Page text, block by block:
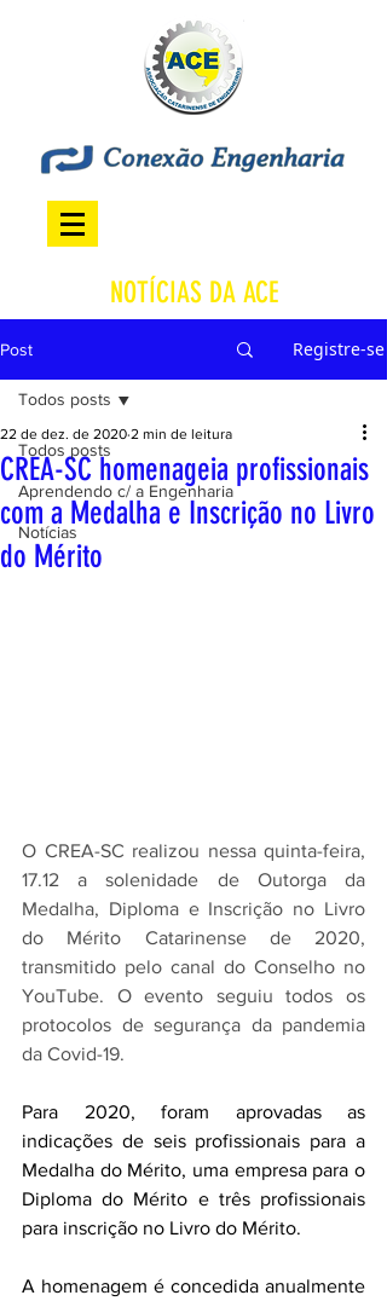
NOTÍCIAS DA ACE
Post Registre-se
Todos posts
Aprendendo c/ a Engenharia
Notícias
Todos posts
CREA-SC homenageia profissionais
com a Medalha e Inscrição no Livro
do Mérito
22 de dez. de 2020 2 min de leitura
O CREA-SC realizou nessa quinta-feira,
17.12 a solenidade de Outorga da
Medalha, Diploma e Inscrição no Livro
do Mérito Catarinense de 2020,
transmitido pelo canal do Conselho no
YouTube. O evento seguiu todos os
protocolos de segurança da pandemia
da Covid-19.
Para 2020, foram aprovadas as
indicações de seis profissionais para a
Medalha do Mérito, uma empresa para o
Diploma do Mérito e três profissionais
para inscrição no Livro do Mérito.
A homenagem é concedida anualmente